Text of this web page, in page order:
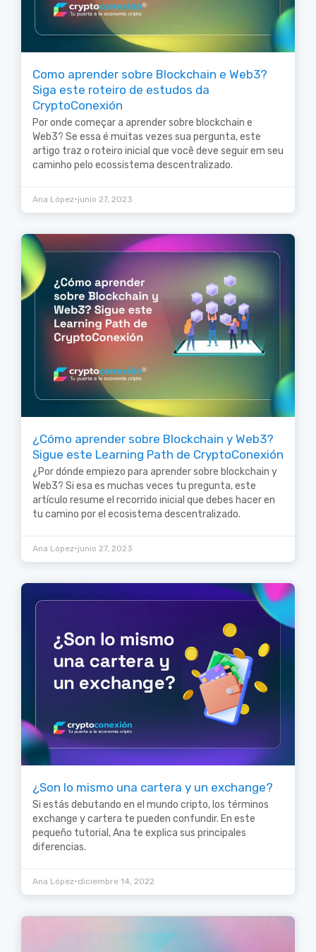
Como aprender sobre Blockchain e Web3?
Siga este roteiro de estudos da
CryptoConexión
Por onde começar a aprender sobre blockchain e
Web3? Se essa é muitas vezes sua pergunta, este
artigo traz o roteiro inicial que você deve seguir em seu
caminho pelo ecossistema descentralizado.
Ana López•junio 27, 2023
¿Cómo aprender sobre Blockchain y Web3?
Sigue este Learning Path de CryptoConexión
¿Por dónde empiezo para aprender sobre blockchain y
Web3? Si esa es muchas veces tu pregunta, este
artículo resume el recorrido inicial que debes hacer en
tu camino por el ecosistema descentralizado.
Ana López•junio 27, 2023
¿Son lo mismo una cartera y un exchange?
Si estás debutando en el mundo cripto, los términos
exchange y cartera te pueden confundir. En este
pequeño tutorial, Ana te explica sus principales
diferencias.
Ana López•diciembre 14, 2022